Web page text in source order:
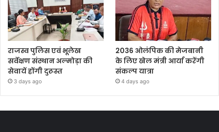
राजस्व पुलिस एवं भूलेख
सर्वेक्षण संस्थान अल्मोड़ा की
सेवायें होंगी दुरूस्त
3 days ago
2036 ओलंपिक की मेजबानी
के लिए खेल मंत्री आर्या करेंगी
संकल्प यात्रा
4 days ago